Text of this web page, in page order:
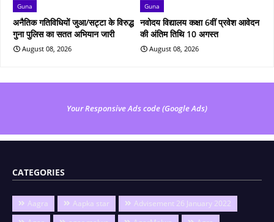
Guna
अनैतिक गतिविधियों जुआ/सट्टा के विरुद्ध
गुना पुलिस का सतत अभियान जारी
August 08, 2026
Guna
नवोदय विद्यालय कक्षा 6वीं प्रवेश आवेदन
की अंतिम तिथि 10 अगस्त
August 08, 2026
Your Responsive Ads code (Google Ads)
CATEGORIES
Aagra Aapka star
Advisement 26 January 2022